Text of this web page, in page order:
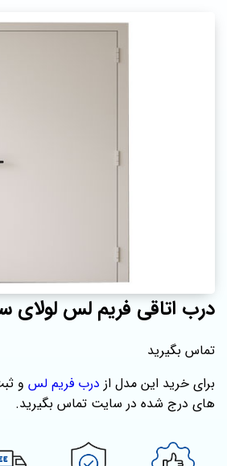
درب اتاقی فریم لس
تماس بگیرید
برای خرید این مدل از درب فریم لس و
های درج شده در سایت تماس بگیرید.